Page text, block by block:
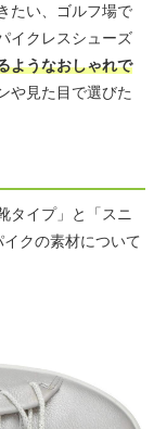
たい、ゴルフ場で
イクレスシューズ
ようなおしゃれで
や見た目で選びた
タイプ」と「スニ
クの素材について